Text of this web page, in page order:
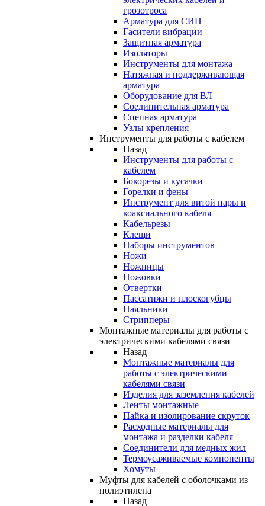
грозотроса
Арматура для СИП
Гасители вибрации
Защитная арматура
Изоляторы
Инструменты для монтажа
Натяжная и поддерживающая
арматура
Оборудование для ВЛ
Соединительная арматура
Сцепная арматура
Узлы крепления
Инструменты для работы с кабелем
Назад
Инструменты для работы с
кабелем
Бокорезы и кусачки
Горелки и фены
Инструмент для витой пары и
коаксиального кабеля
Кабельрезы
Клещи
Наборы инструментов
Ножи
Ножницы
Ножовки
Отвертки
Пассатижи и плоскогубцы
Паяльники
Стрипперы
Монтажные материалы для работы с
электрическими кабелями связи
Назад
Монтажные материалы для
работы с электрическими
кабелями связи
Изделия для заземления кабелей
Ленты монтажные
Пайка и изолирование скруток
Расходные материалы для
монтажа и разделки кабеля
Соединители для медных жил
Термоусаживаемые компоненты
Хомуты
Муфты для кабелей с оболочками из
полиэтилена
Назад